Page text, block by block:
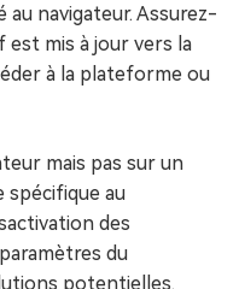
navigateur. Assurez-
mis à jour vers la
à la plateforme ou
mais pas sur un
spécifique au
des
du
potentielles.